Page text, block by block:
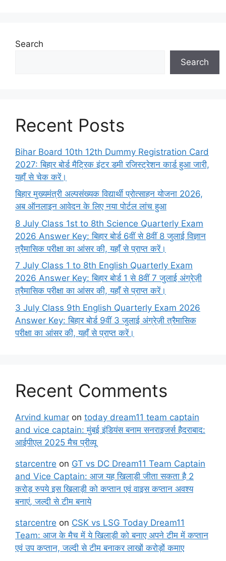
Search
Search
Recent Posts
Bihar Board 10th 12th Dummy Registration Card
2027: बिहार बोर्ड मैट्रिक इंटर डमी रजिस्ट्रेशन कार्ड हुआ जारी,
यहाँ से चेक करें।
बिहार मुख्यमंत्री अल्पसंख्यक विद्यार्थी प्रोत्साहन योजना 2026,
अब ऑनलाइन आवेदन के लिए नया पोर्टल लांच हुआ
8 July Class 1st to 8th Science Quarterly Exam
2026 Answer Key: बिहार बोर्ड 6वीं से 8वीं 8 जुलाई विज्ञान
त्रैमासिक परीक्षा का आंसर की, यहाँ से प्राप्त करें।
7 July Class 1 to 8th English Quarterly Exam
2026 Answer Key: बिहार बोर्ड 1 से 8वीं 7 जुलाई अंग्रेज़ी
त्रैमासिक परीक्षा का आंसर की, यहाँ से प्राप्त करें।
3 July Class 9th English Quarterly Exam 2026
Answer Key: बिहार बोर्ड 9वीं 3 जुलाई अंग्रेज़ी त्रैमासिक
परीक्षा का आंसर की, यहाँ से प्राप्त करें।
Recent Comments
Arvind kumar on today dream11 team captain
and vice captain: मुंबई इंडियंस बनाम सनराइजर्स हैदराबाद:
आईपीएल 2025 मैच प्रीव्यू
starcentre on GT vs DC Dream11 Team Captain
and Vice Captain: आज यह खिलाड़ी जीता सकता है 2
करोड़ रुपये इस खिलाड़ी को कप्तान एवं वाइस कप्तान अवश्य
बनाएं, जल्दी से टीम बनाये
starcentre on CSK vs LSG Today Dream11
Team: आज के मैच में ये खिलाड़ी को बनाए अपने टीम में कप्तान
एवं उप कप्तान, जल्दी से टीम बनाकर लाखों करोड़ों कमाए